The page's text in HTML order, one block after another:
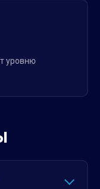
уровню